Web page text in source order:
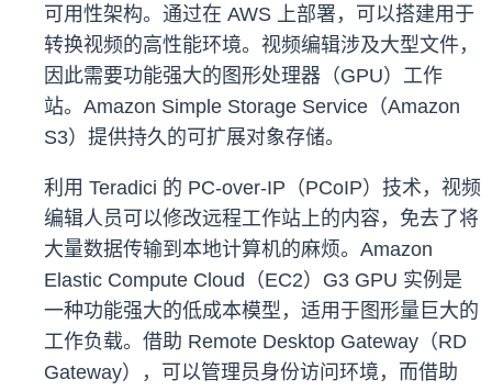
可用性架构。通过在 AWS 上部署，可以搭建用于
转换视频的高性能环境。视频编辑涉及大型文件，
因此需要功能强大的图形处理器（GPU）工作
站。Amazon Simple Storage Service（Amazon
S3）提供持久的可扩展对象存储。
利用 Teradici 的 PC-over-IP（PCoIP）技术，视频
编辑人员可以修改远程工作站上的内容，免去了将
大量数据传输到本地计算机的麻烦。Amazon
Elastic Compute Cloud（EC2）G3 GPU 实例是
一种功能强大的低成本模型，适用于图形量巨大的
工作负载。借助 Remote Desktop Gateway（RD
Gateway），可以管理员身份访问环境，而借助